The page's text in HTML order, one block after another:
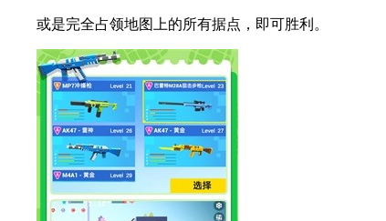
或是完全占领地图上的所有据点，即可胜利。